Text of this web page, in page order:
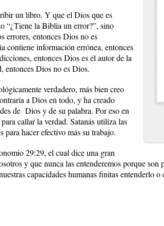
un libro. Y que el Dios que es
“¿Tiene la Biblia un error?”, sino
errores, entonces Dios no es
contiene información errónea, entonces
entonces Dios es el autor de la
entonces Dios no es Dios.
verdadero, más bien creo
a Dios en todo, y ha creado
de Dios y de su palabra. Por eso en
callar la verdad. Satanás utiliza las
para hacer efectivo más su trabajo.
29:29, el cual dice una gran
y que nunca las entenderemos porque
capacidades humanas finitas entenderlo